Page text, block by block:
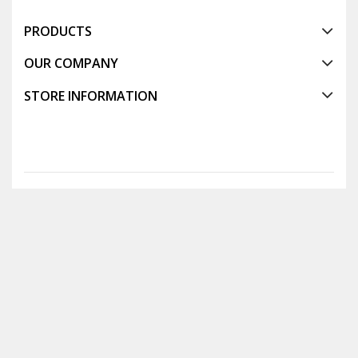
PRODUCTS
OUR COMPANY
STORE INFORMATION